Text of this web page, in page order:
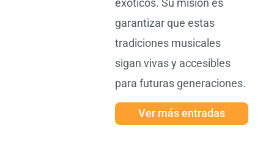
exóticos. Su misión es
garantizar que estas
tradiciones musicales
sigan vivas y accesibles
para futuras generaciones.
Ver más entradas